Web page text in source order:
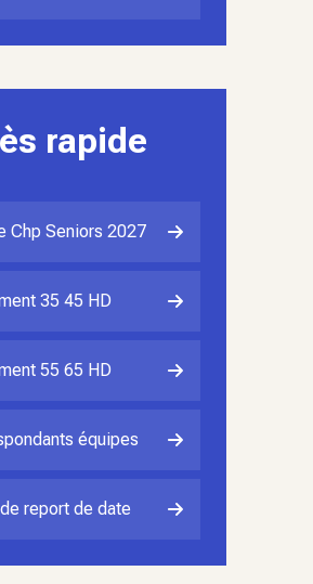
rapide
Chp Seniors 2027
35 45 HD
55 65 HD
équipes
report de date